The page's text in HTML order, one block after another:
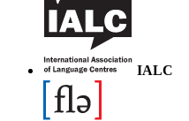
IALC